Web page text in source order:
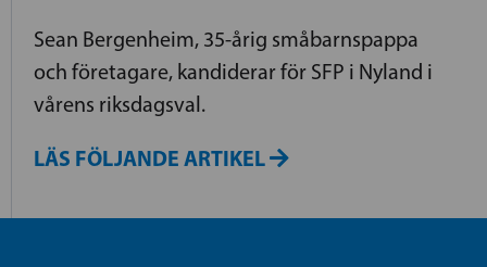
Sean Bergenheim, 35-årig småbarnspappa
och företagare, kandiderar för SFP i Nyland i
vårens riksdagsval.
LÄS FÖLJANDE ARTIKEL